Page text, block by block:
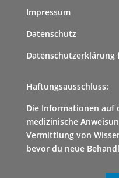
Impressum
Datenschutz
Datenschutzerklärung
Haftungsausschluss:
Die Informationen auf
medizinische
Vermittlung von
bevor du neue